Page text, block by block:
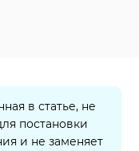
в статье, не
постановки
и не заменяет